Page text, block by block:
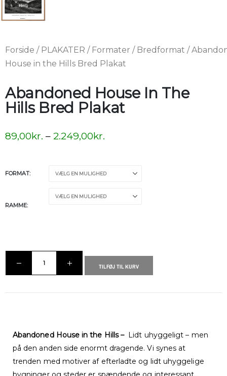
Forside / PLAKATER / Formater / Bredformat /
House in the Hills Bred Plakat
Abandoned House In The
Hills Bred Plakat
89,00kr. – 2.249,00kr.
FORMAT
RAMME
TILFØJ TIL KURV
Abandoned House in the Hills – Lidt uhyggeligt – men
på den anden side enormt dragende. Vi synes at
trenden med motiver af efterladte og lidt uhyggelige